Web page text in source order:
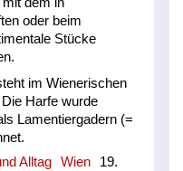
oder beim
Stücke
im Wienerischen
Harfe wurde
Lamentiergadern (=
Alltag
Wien
19.